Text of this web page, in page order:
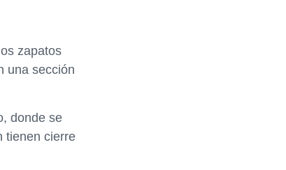
zapatos
una sección
donde se
tienen cierre